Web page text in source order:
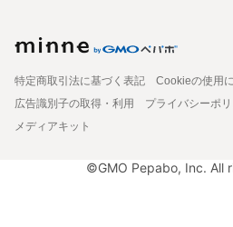
特定商取引法に基づく表記
Cookieの使用
広告識別子の取得・利用
プライバシーポ
メディアキット
©GMO Pepabo, Inc. All